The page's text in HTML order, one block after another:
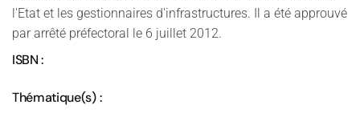
l'Etat et les gestionnaires d'infrastructures. Il a été approuvé
par arrêté préfectoral le 6 juillet 2012.
ISBN :
Thématique(s) :